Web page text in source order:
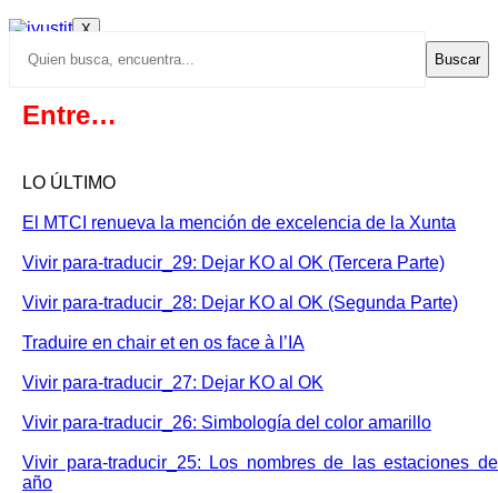
X
Buscar
Entre…
LO ÚLTIMO
El MTCI renueva la mención de excelencia de la Xunta
Vivir para-traducir_29: Dejar KO al OK (Tercera Parte)
Vivir para-traducir_28: Dejar KO al OK (Segunda Parte)
Traduire en chair et en os face à l’IA
Vivir para-traducir_27: Dejar KO al OK
Vivir para-traducir_26: Simbología del color amarillo
Vivir para-traducir_25: Los nombres de las estaciones
año